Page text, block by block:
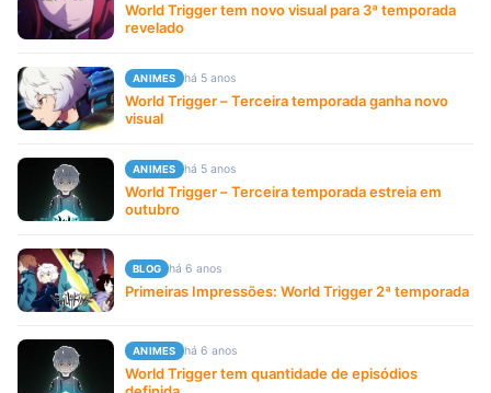
World Trigger tem novo visual para 3ª temporada
revelado
ANIMES há 5 anos
World Trigger – Terceira temporada ganha novo
visual
ANIMES há 5 anos
World Trigger – Terceira temporada estreia em
outubro
BLOG há 6 anos
Primeiras Impressões: World Trigger 2ª temporada
ANIMES há 6 anos
World Trigger tem quantidade de episódios